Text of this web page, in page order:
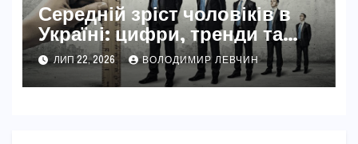
Середній зріст чоловіків в
Україні: цифри, тренди та
реальність 2026
ЛИП 22, 2026 ВОЛОДИМИР ЛЕВЧИН